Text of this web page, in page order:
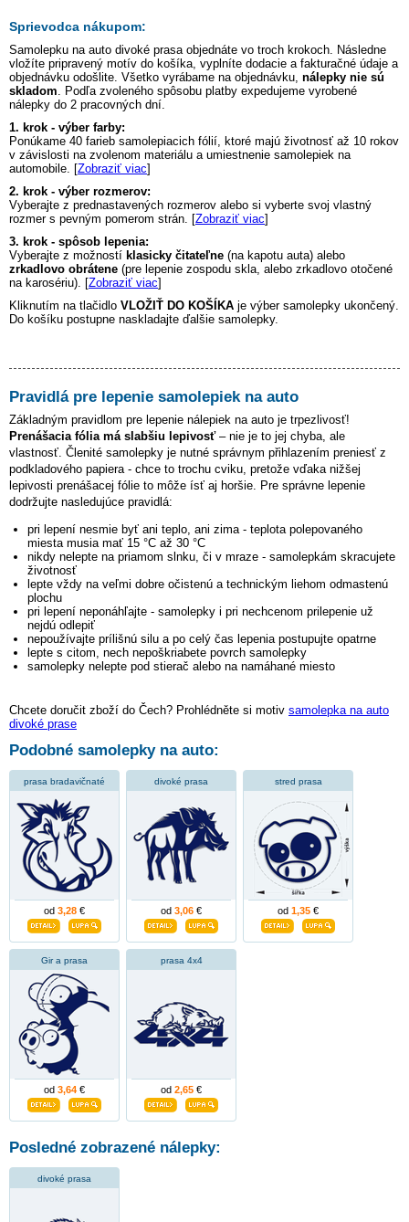
Sprievodca nákupom:
Samolepku na auto divoké prasaobjednáte vo troch krokoch. Následne
vložíte pripravený motív do košíka, vyplníte dodacie a fakturačné údaje a
objednávku odošlite. Všetko vyrábame na objednávku, nálepky nie sú
skladom. Podľa zvoleného spôsobu platby expedujeme vyrobené
nálepky do 2 pracovných dní.
1. krok - výber farby:
Ponúkame 40 farieb samolepiacich fólií, ktoré majú životnosť až 10 rokov
v závislosti na zvolenom materiálu a umiestnenie samolepiek na
automobile. [Zobraziť viac]
2. krok - výber rozmerov:
Vyberajte z prednastavených rozmerov alebo si vyberte svoj vlastný
rozmer s pevným pomerom strán. [Zobraziť viac]
3. krok - spôsob lepenia:
Vyberajte z možností klasicky čitateľne (na kapotu auta) alebo
zrkadlovo obrátene (pre lepenie zospodu skla, alebo zrkadlovo otočené
na karosériu). [Zobraziť viac]
Kliknutím na tlačidlo VLOŽIŤ DO KOŠÍKA je výber samolepky ukončený.
Do košíku postupne naskladajte ďalšie samolepky.
Pravidlá pre lepenie samolepiek na auto
Základným pravidlom pre lepenie nálepiek na auto je trpezlivosť!
Prenášacia fólia má slabšiu lepivosť– nie je to jej chyba, ale
vlastnosť. Členité samolepky je nutné správnym přihlazením preniesť z
podkladového papiera - chce to trochu cviku, pretože vďaka nižšej
lepivosti prenášacej fólie to môže ísť aj horšie. Pre správne lepenie
dodržujte nasledujúce pravidlá:
pri lepení nesmie byť ani teplo, ani zima - teplota polepovaného
miesta musia mať 15 °C až 30 °C
nikdy nelepte na priamom slnku, či v mraze - samolepkám skracujete
životnosť
lepte vždy na veľmi dobre očistenú a technickým liehom odmastenú
plochu
pri lepení neponáhľajte - samolepky i pri nechcenom prilepenie už
nejdú odlepiť
nepoužívajte prílišnú silu a po celý čas lepenia postupujte opatrne
lepte s citom, nech nepoškriabete povrch samolepky
samolepky nelepte pod stierač alebo na namáhané miesto
Chcete doručit zboží do Čech? Prohlédněte si motiv samolepka na auto
divoké prase
Podobné samolepky na auto:
prasa bradavičnaté
od 3,28 €
divoké prasa
od 3,06 €
stred prasa
od 1,35 €
Gir a prasa
od 3,64 €
prasa 4x4
od 2,65 €
Posledné zobrazené nálepky:
divoké prasa